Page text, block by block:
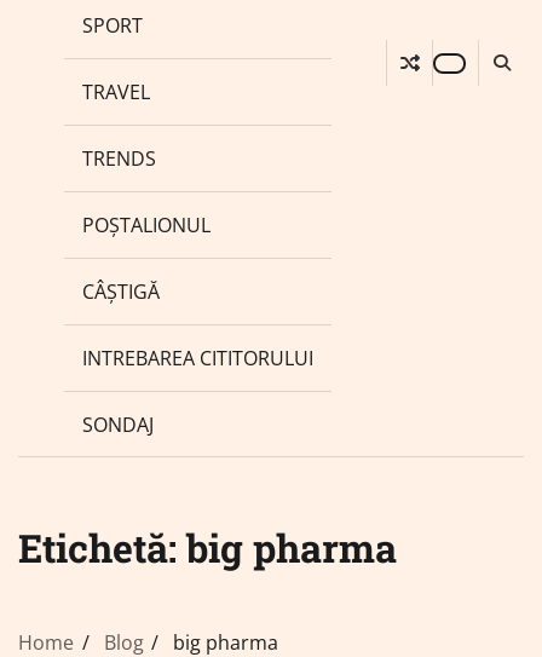
SPORT
TRAVEL
TRENDS
POȘTALIONUL
CÂȘTIGĂ
INTREBAREA CITITORULUI
SONDAJ
Etichetă:big pharma
Home Blog big pharma